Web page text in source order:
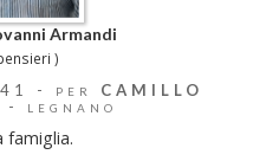
Armandi
)
- PER
CAMILLO
- LEGNANO
famiglia.